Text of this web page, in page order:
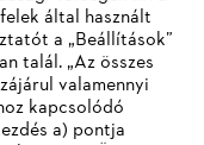
által használt
a „Beállítások”
talál. „Az összes
valamennyi
kapcsolódó
a) pontja